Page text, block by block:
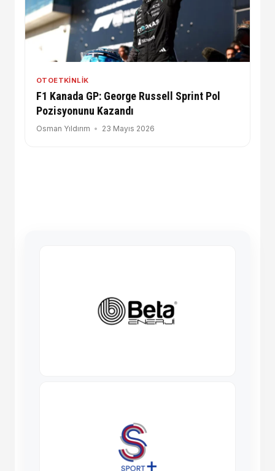
OTOETKINLIK
F1 Kanada GP: George Russell Sprint Pol
Pozisyonunu Kazandı
Osman Yıldırım 23 Mayıs 2026